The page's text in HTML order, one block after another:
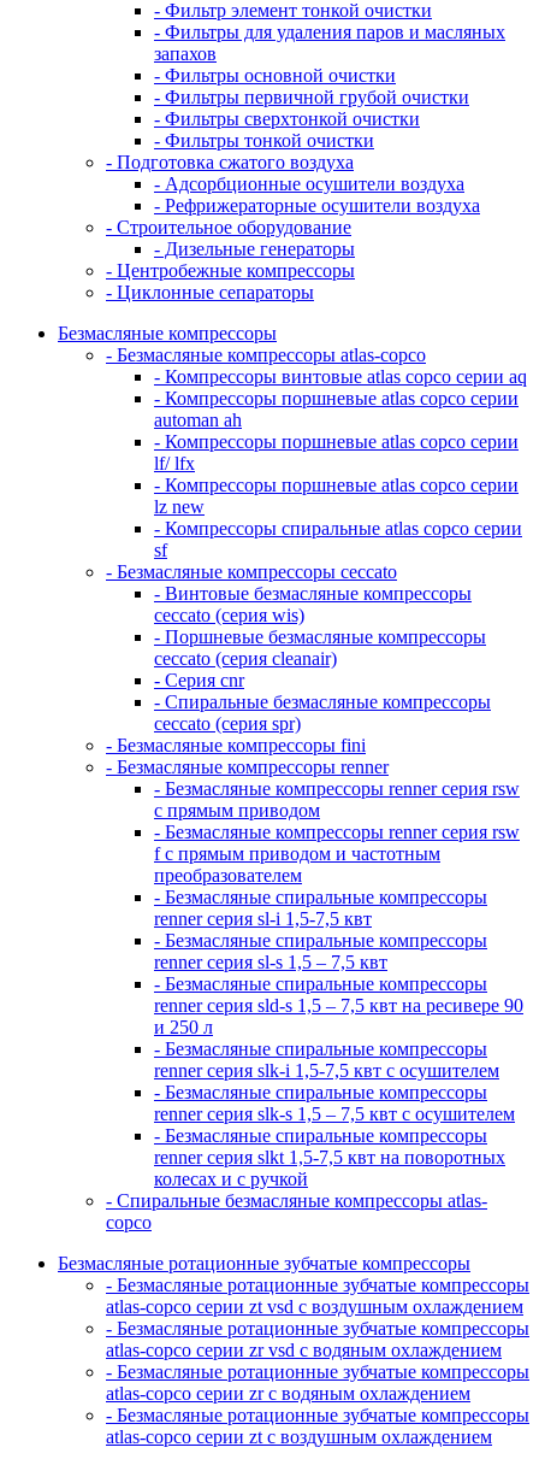
- Фильтр элемент тонкой очистки
- Фильтры для удаления паров и масляных
запахов
- Фильтры основной очистки
- Фильтры первичной грубой очистки
- Фильтры сверхтонкой очистки
- Фильтры тонкой очистки
- Подготовка сжатого воздуха
- Адсорбционные осушители воздуха
- Рефрижераторные осушители воздуха
- Строительное оборудование
- Дизельные генераторы
- Центробежные компрессоры
- Циклонные сепараторы
Безмасляные компрессоры
- Безмасляные компрессоры atlas-copco
- Компрессоры винтовые atlas copco серии aq
- Компрессоры поршневые atlas copco серии
automan ah
- Компрессоры поршневые atlas copco серии
lf/ lfx
- Компрессоры поршневые atlas copco серии
lz new
- Компрессоры спиральные atlas copco серии
sf
- Безмасляные компрессоры ceccato
- Винтовые безмасляные компрессоры
ceccato (серия wis)
- Поршневые безмасляные компрессоры
ceccato (серия cleanair)
- Серия cnr
- Спиральные безмасляные компрессоры
ceccato (серия spr)
- Безмасляные компрессоры fini
- Безмасляные компрессоры renner
- Безмасляные компрессоры renner серия rsw
с прямым приводом
- Безмасляные компрессоры renner серия rsw
f с прямым приводом и частотным
преобразователем
- Безмасляные спиральные компрессоры
renner серия sl-i 1,5-7,5 квт
- Безмасляные спиральные компрессоры
renner серия sl-s 1,5 – 7,5 квт
- Безмасляные спиральные компрессоры
renner серия sld-s 1,5 – 7,5 квт на ресивере 90
и 250 л
- Безмасляные спиральные компрессоры
renner серия slk-i 1,5-7,5 квт с осушителем
- Безмасляные спиральные компрессоры
renner серия slk-s 1,5 – 7,5 квт с осушителем
- Безмасляные спиральные компрессоры
renner серия slkt 1,5-7,5 квт на поворотных
колесах и с ручкой
- Спиральные безмасляные компрессоры atlas-
copco
Безмасляные ротационные зубчатые компрессоры
- Безмасляные ротационные зубчатые компрессоры
atlas-copco серии zt vsd с воздушным охлаждением
- Безмасляные ротационные зубчатые компрессоры
atlas-copco серии zr vsd с водяным охлаждением
- Безмасляные ротационные зубчатые компрессоры
atlas-copco серии zr с водяным охлаждением
- Безмасляные ротационные зубчатые компрессоры
atlas-copco серии zt с воздушным охлаждением